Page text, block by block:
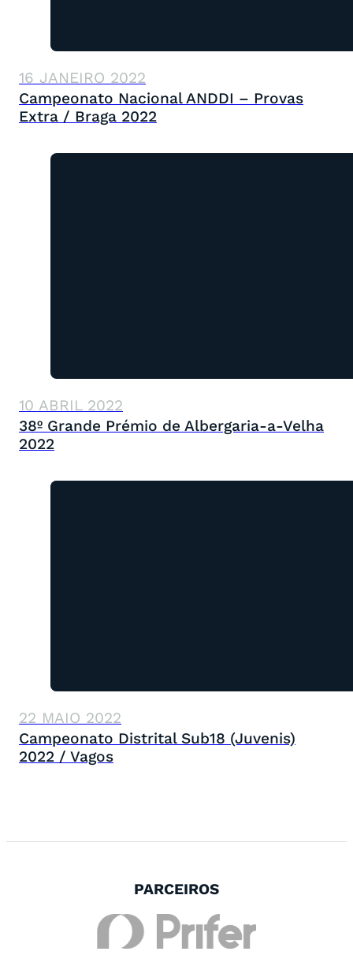
16 JANEIRO 2022
Campeonato Nacional ANDDI – Provas
Extra / Braga 2022
10 ABRIL 2022
38º Grande Prémio de Albergaria-a-Velha
2022
22 MAIO 2022
Campeonato Distrital Sub18 (Juvenis)
2022 / Vagos
PARCEIROS